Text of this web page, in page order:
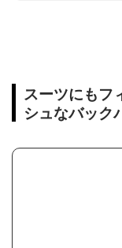
スーツにもフ
シュなバック